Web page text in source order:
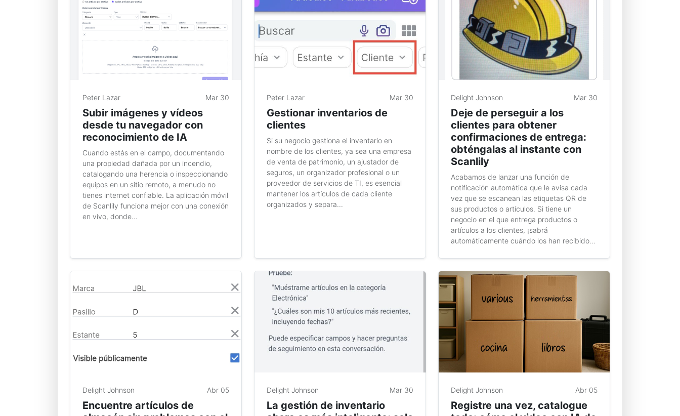
Peter Lazar Mar 30
Subir imágenes y vídeos
desde tu navegador con
reconocimiento de IA
Cuando estás en el campo, documentando
una propiedad dañada por un incendio,
catalogando una herencia o inspeccionando
equipos en un sitio remoto, a menudo no
tienes internet confiable. La aplicación móvil
de Scanlily funciona mejor con una conexión
en vivo, donde...
Peter Lazar Mar 30
Gestionar inventarios de
clientes
Si su negocio gestiona el inventario en
nombre de los clientes, ya sea una empresa
de venta de patrimonio, un ajustador de
seguros, un organizador profesional o un
proveedor de servicios de TI, es esencial
mantener los artículos de cada cliente
organizados y separa...
Delight Johnson Mar 30
Deje de perseguir a los
clientes para obtener
confirmaciones de entrega:
obténgalas al instante con
Scanlily
Acabamos de lanzar una función de
notificación automática que le avisa cada
vez que se escanean las etiquetas QR de
sus productos o artículos. Si tiene un
negocio en el que entrega productos o
artículos a los clientes, ¡sabrá
automáticamente cuándo los han recibido...
Delight Johnson Abr 05
Encuentre artículos de
Delight Johnson Mar 30
La gestión de inventario
Delight Johnson Abr 05
Registre una vez, catalogue